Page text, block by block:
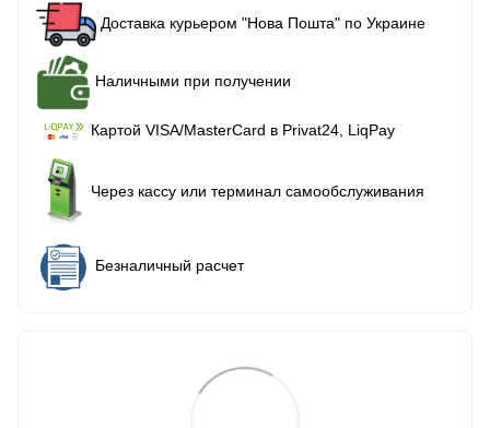
Доставка курьером "Нова Пошта" по Украине
Наличными при получении
Картой VISA/MasterCard в Рrivat24, LiqPay
Через кассу или терминал самообслуживания
Безналичный расчет